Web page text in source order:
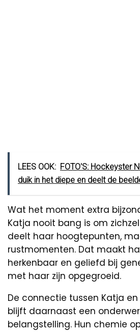
LEES OOK: FOTO'S: Hockeyster
duik in het diepe en deelt de
Wat het moment extra
Katja nooit bang is om
deelt haar hoogtepunten,
rustmomenten. Dat maakt
herkenbaar en geliefd bij
met haar zijn opgegroeid.
De connectie tussen Katja
blijft daarnaast een
belangstelling. Hun chemie